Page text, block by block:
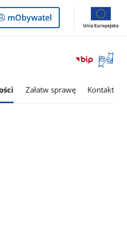
Logowanie
do
mObywatel
Otwórz
okno
Załatw sprawę Kontakt